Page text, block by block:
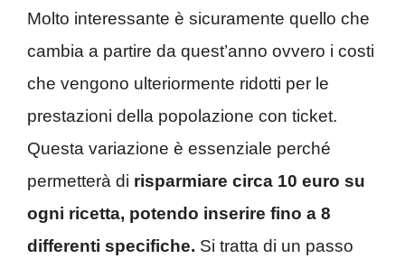
Molto interessante è sicuramente quello che
cambia a partire da quest’anno ovvero i costi
che vengono ulteriormente ridotti per le
prestazioni della popolazione con ticket.
Questa variazione è essenziale perché
permetterà di risparmiare circa 10 euro su
ogni ricetta, potendo inserire fino a 8
differenti specifiche. Si tratta di un passo